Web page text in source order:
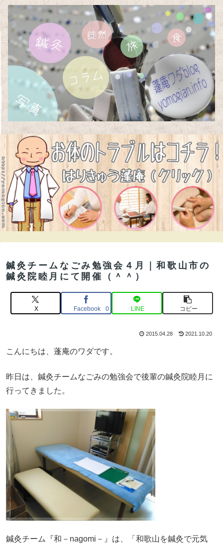
鍼灸チームなごみ勉強会４月｜和歌山市の
鍼灸院睦月にて開催（＾＾）
X Facebook 0 LINE コピー
2015.04.28 2021.10.20
こんにちは、蓬庵のワダです。
昨日は、鍼灸チームなごみの勉強会で後輩の鍼灸院睦月に
行ってきました。
鍼灸チーム『和－nagomi－』は、「和歌山を鍼灸で元気